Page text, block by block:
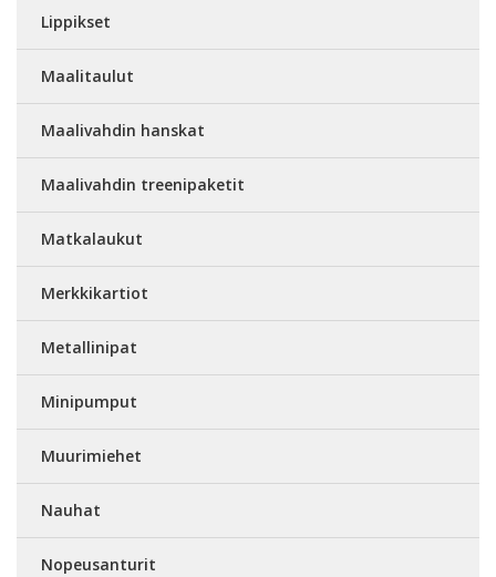
Lippikset
Maalitaulut
Maalivahdin hanskat
Maalivahdin treenipaketit
Matkalaukut
Merkkikartiot
Metallinipat
Minipumput
Muurimiehet
Nauhat
Nopeusanturit